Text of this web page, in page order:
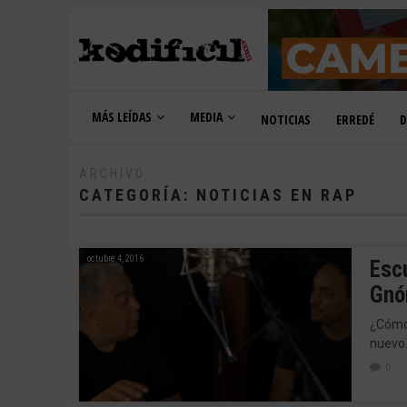
MÁS LEÍDAS MEDIA NOTICIAS ERREDÉ
CATEGORÍA: NOTICIAS EN RAP
octubre 4, 2016